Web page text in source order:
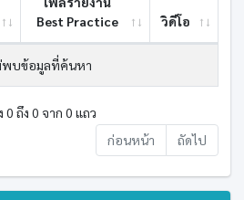
Best ​Practice
วิดีโอ
พบข้อมูลที่ค้นหา
0 ถึง 0 จาก 0 แถว
ก่อนหน้า
ถัดไป